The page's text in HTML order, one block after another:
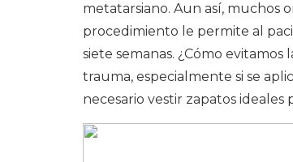
metatarsiano. Aun así, muchos
procedimiento le permite al
siete semanas. ¿Cómo
trauma, especialmente si se
necesario vestir zapatos ideales